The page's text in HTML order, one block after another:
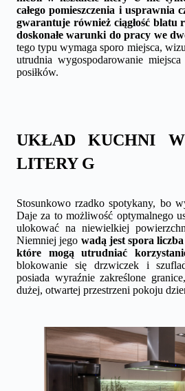
całego pomieszczenia i usprawnia
gwarantuje również ciągłość blatu
doskonałe warunki do pracy we
tego typu wymaga sporo miejsca,
utrudnia wygospodarowanie
posiłków.
UKŁAD KUCHNI
LITERY G
Stosunkowo rzadko spotykany, bo
Daje za to możliwość optymalnego
ulokować na niewielkiej
Niemniej jego wadą jest spora
które mogą utrudniać
blokowanie się drzwiczek i
posiada wyraźnie zakreślone
dużej, otwartej przestrzeni pokoju